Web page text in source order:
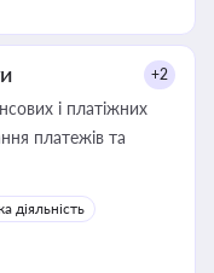
+2
і платіжних
діяльність